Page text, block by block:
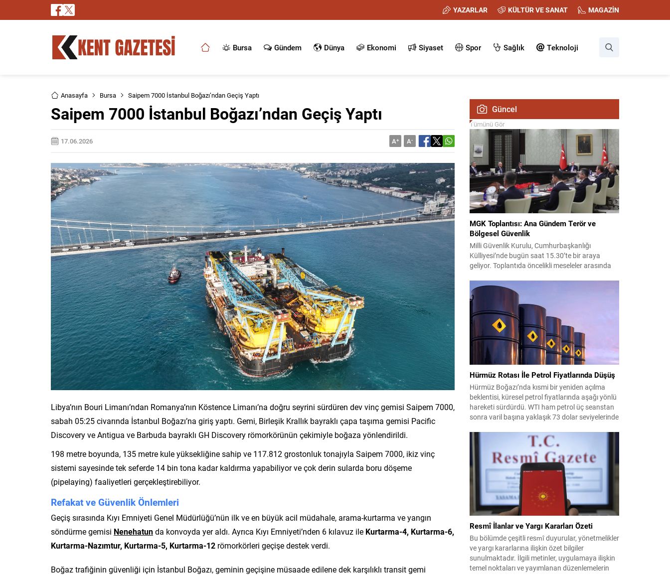
YAZARLAR KÜLTÜR VE SANAT MAGAZİN
Bursa Gündem Dünya Ekonomi Siyaset Spor Sağlık Teknoloji
Anasayfa Bursa Saipem 7000 İstanbul Boğazı’ndan Geçiş Yaptı
Saipem 7000 İstanbul Boğazı’ndan Geçiş Yaptı
17.06.2026 A+ A-
Libya’nın Bouri Limanı’ndan Romanya’nın Köstence Limanı’na doğru seyrini sürdüren dev vinç gemisi Saipem 7000,
sabah 05:25 civarında İstanbul Boğazı’na giriş yaptı. Gemi, Birleşik Krallık bayraklı çapa taşıma gemisi Pacific
Discovery ve Antigua ve Barbuda bayraklı GH Discovery römorkörünün çekimiyle boğaza yönlendirildi.
198 metre boyunda, 135 metre kule yüksekliğine sahip ve 117.812 grostonluk tonajıyla Saipem 7000, ikiz vinç
sistemi sayesinde tek seferde 14 bin tona kadar kaldırma yapabiliyor ve çok derin sularda boru döşeme
(pipelaying) faaliyetleri gerçekleştirebiliyor.
Refakat ve Güvenlik Önlemleri
Geçiş sırasında Kıyı Emniyeti Genel Müdürlüğü’nün ilk ve en büyük acil müdahale, arama-kurtarma ve yangın
söndürme gemisi Nenehatunda konvoyda yer aldı. Ayrıca Kıyı Emniyeti’nden 6 kılavuz ile Kurtarma-4, Kurtarma-6,
Kurtarma-Nazımtur, Kurtarma-5, Kurtarma-12 römorkörleri geçişe destek verdi.
Boğaz trafiğinin güvenliği için İstanbul Boğazı, geminin geçişine müsaade edilene dek karşılıklı transit gemi
Güncel
Tümünü Gör
MGK Toplantısı: Ana Gündem Terör ve
Bölgesel Güvenlik
Milli Güvenlik Kurulu, Cumhurbaşkanlığı
Külliyesi’nde bugün saat 15.30’te bir araya
geliyor. Toplantıda öncelikli meseleler arasında
alıyor. Meclis’e sunulan Terörsüz Türkiye Kanun
Teklifi çerçevesinde, örgütün silah bırakma
sürecinin mevcut durumu ve istihbarat raporları
detaylı şekilde değerlendirilecek. Ayrıca,
yürütülen operasyonlar ve koordinasyon
mekanizmaları masada olacak....
Hürmüz Rotası İle Petrol Fiyatlarında Düşüş
Hürmüz Boğazı’nda kısmi bir yeniden açılma
beklentisi, küresel petrol fiyatlarında aşağı yönlü
hareketi sürdürdü. WTI ham petrol üç seanstan
sonra varil başına yaklaşık 73 dolar seviyelerinde
Brent petrol ise yaklaşık 78 dolar civarındaydı.
İran ile Umman arasında varılan ve Hürmüz
üzerinden alternatif bir nakliye...
Resmî İlanlar ve Yargı Kararları Özeti
Bu bölümde çeşitli resmî duyurular, yönetmelikler
ve yargı kararlarına ilişkin özet bilgiler
sunulmaktadır. İlgili metinler, uygulamaya ilişkin
temel noktaları ve yayımlanan düzenlemelerin